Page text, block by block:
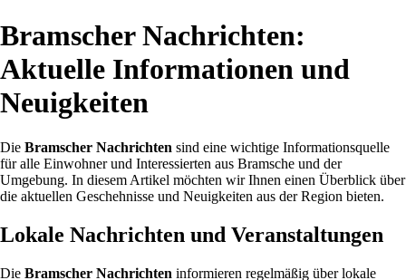
Bramscher Nachrichten:
Aktuelle Informationen und
Neuigkeiten
Die Bramscher Nachrichten sind eine wichtige Informationsquelle
für alle Einwohner und Interessierten aus Bramsche und der
Umgebung. In diesem Artikel möchten wir Ihnen einen Überblick über
die aktuellen Geschehnisse und Neuigkeiten aus der Region bieten.
Lokale Nachrichten und Veranstaltungen
Die Bramscher Nachrichten informieren regelmäßig über lokale